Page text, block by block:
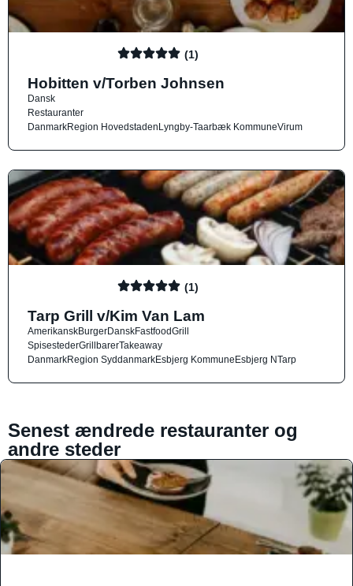
(1)
Hobitten v/Torben Johnsen
Dansk
Restauranter
DanmarkRegion HovedstadenLyngby-Taarbæk KommuneVirum
(1)
Tarp Grill v/Kim Van Lam
AmerikanskBurgerDanskFastfoodGrill
SpisestederGrillbarerTakeaway
DanmarkRegion SyddanmarkEsbjerg KommuneEsbjerg NTarp
Senest ændrede restauranter og
andre steder